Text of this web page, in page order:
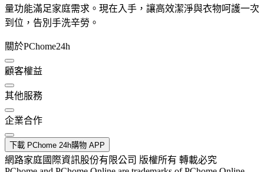
量功能滿足家庭需求。現在入手，讓高效潔淨與衣物呵護一次
到位，告別手洗辛勞。
關於PChome24h
顧客權益
其他服務
企業合作
下載 PChome 24h購物 APP
網路家庭國際資訊股份有限公司 版權所有 轉載必究